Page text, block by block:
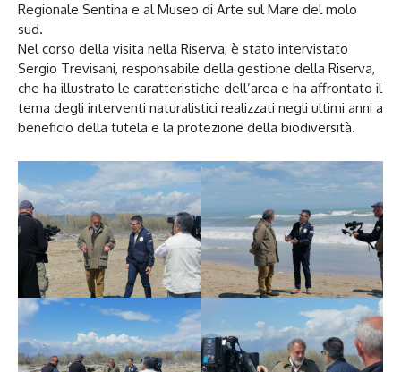
Regionale Sentina e al Museo di Arte sul Mare del molo
sud.
Nel corso della visita nella Riserva, è stato intervistato
Sergio Trevisani, responsabile della gestione della Riserva,
che ha illustrato le caratteristiche dell’area e ha affrontato il
tema degli interventi naturalistici realizzati negli ultimi anni a
beneficio della tutela e la protezione della biodiversità.